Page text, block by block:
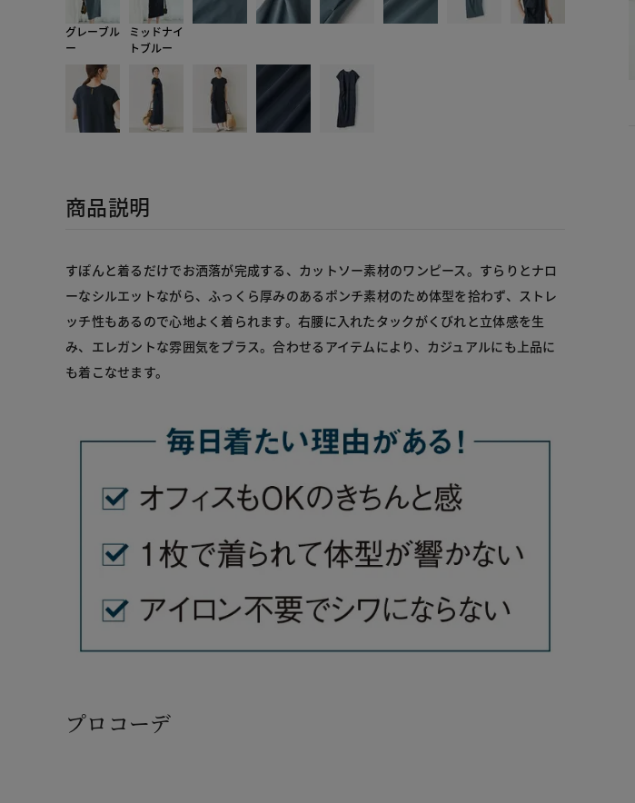
グレーブル
ー
ミッドナイ
トブルー
商品説明
すぽんと着るだけでお洒落が完成する、カットソー素材のワンピース。すらりとナロ
ーなシルエットながら、ふっくら厚みのあるポンチ素材のため体型を拾わず、ストレ
ッチ性もあるので心地よく着られます。右腰に入れたタックがくびれと立体感を生
み、エレガントな雰囲気をプラス。合わせるアイテムにより、カジュアルにも上品に
も着こなせます。
プロコーデ